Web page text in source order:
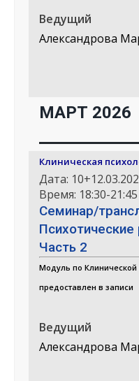
Ведущий
Александрова
МАРТ 2026
Клиническая
Дата:
Время: 18:30-21:45
Семинар/
Психотические
Часть 2
Модуль по
предоставлен в записи
Ведущий
Александрова